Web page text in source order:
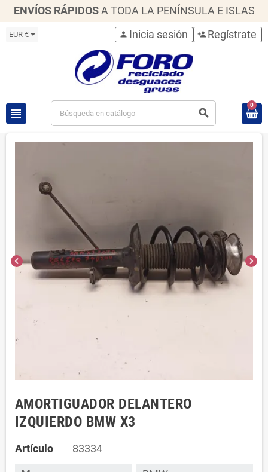
ENVÍOS RÁPIDOS A TODA LA PENÍNSULA E ISLAS
EUR €
view_headline search
person Inicia sesión person_add Regístrate
0
chevron_left chevron_right
AMORTIGUADOR DELANTERO
IZQUIERDO BMW X3
Artículo 83334